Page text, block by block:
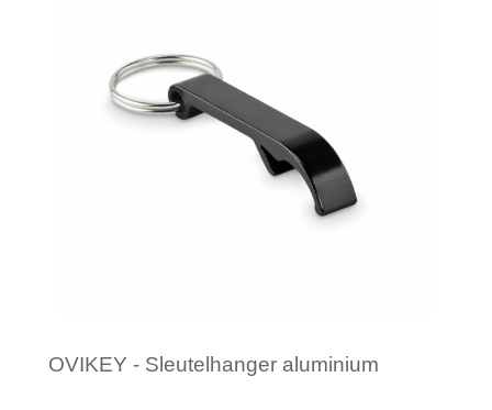
OVIKEY - Sleutelhanger aluminium